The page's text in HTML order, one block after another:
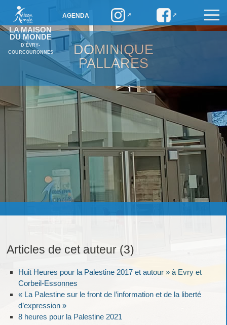
LA MAISON
DU MONDE
D’ÉVRY-
COURCOURONNES
AGENDA
DOMINIQUE
PALLARES
Articles de cet auteur (3)
Huit Heures pour la Palestine 2017 et autour » à Evry et
Corbeil-Essonnes
« La Palestine sur le front de l’information et de la liberté
d’expression »
8 heures pour la Palestine 2021